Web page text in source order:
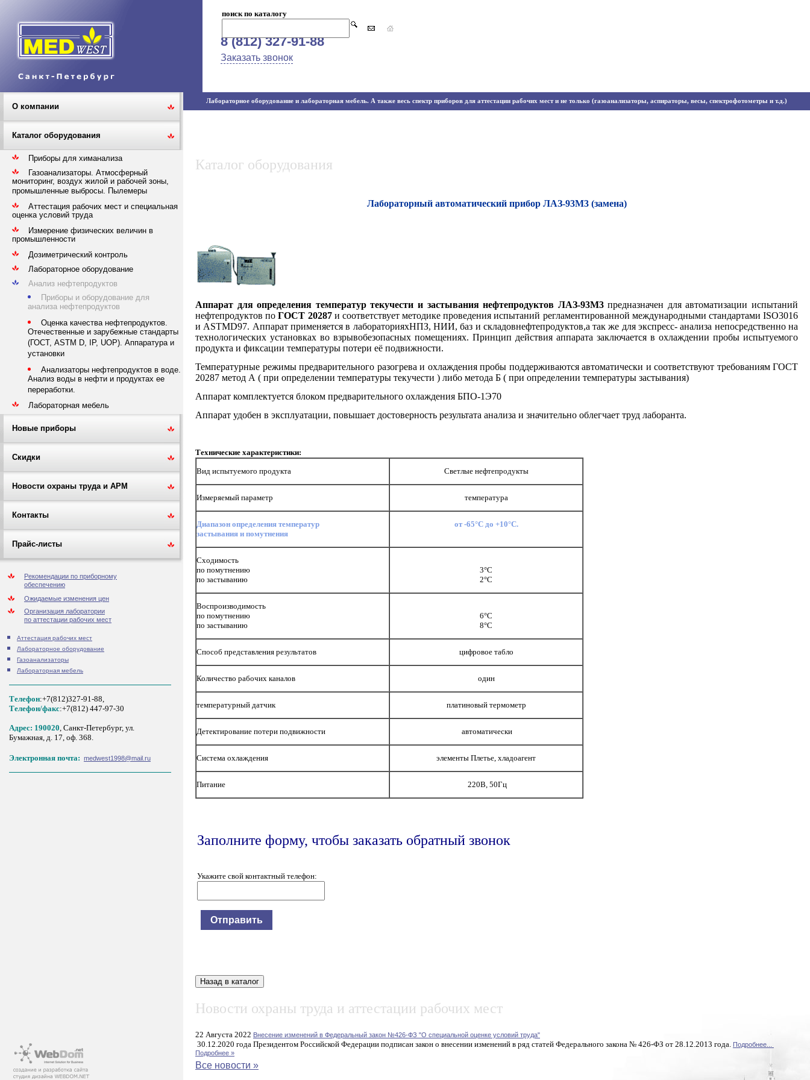
поиск по каталогу
8 (812) 327-91-88
Заказать звонок
О компании
Каталог оборудования
Приборы для химанализа
Газоанализаторы. Атмосферный
мониторинг, воздух жилой и рабочей зоны,
промышленные выбросы. Пылемеры
Аттестация рабочих мест и специальная
оценка условий труда
Измерение физических величин в
промышленности
Дозиметрический контроль
Лабораторное оборудование
Анализ нефтепродуктов
Приборы и оборудование для
анализа нефтепродуктов
Оценка качества нефтепродуктов.
Отечественные и зарубежные стандарты
(ГОСТ, ASTM D, IP, UOP). Аппаратура и
установки
Анализаторы нефтепродуктов в воде.
Анализ воды в нефти и продуктах ее
переработки.
Лабораторная мебель
Новые приборы
Скидки
Новости охраны труда и АРМ
Контакты
Прайс-листы
Рекомендации по приборному
обеспечению
Ожидаемые изменения цен
Организация лаборатории
по аттестации рабочих мест
Аттестация рабочих мест
Лабораторное оборудование
Газоанализаторы
Лабораторная мебель
Телефон:+7(812)327-91-88,
Tелефон/факс:+7(812) 447-97-30
Адрес: 190020, Санкт-Петербург, ул.
Бумажная, д. 17, оф. 368.
Электронная почта: medwest1998@mail.ru
Лабораторное оборудование и лабораторная мебель. А также весь спектр приборов для аттестации рабочих мест и не только (газоанализаторы, аспираторы, весы, спектрофотометры и т.д.)
Каталог оборудования
Лабораторный автоматический прибор ЛАЗ-93М3 (замена)
Аппарат для определения температур текучести и застывания нефтепродуктов ЛАЗ-93М3предназначен для автоматизации испытаний
нефтепродуктов поГОСТ 20287 и соответствует методике проведения испытаний регламентированной международными стандартамиISO3016
и ASTMD97. Аппарат применяется в лабораторияхНПЗ, НИИ, баз и складовнефтепродуктов,а так же для экспресс- анализа непосредственно на
технологических установках во взрывобезопасных помещениях. Принцип действия аппарата заключается в охлаждении пробы испытуемого
продукта и фиксации температуры потери её подвижности.
Температурные режимы предварительного разогрева и охлаждения пробы поддерживаются автоматически и соответствуют требованиям ГОСТ
20287 метод А ( при определении температуры текучести ) либо метода Б ( при определении температуры застывания)
Аппарат комплектуется блоком предварительного охлаждения БПО-1Э70
Аппарат удобен в эксплуатации, повышает достоверность результата анализа и значительно облегчает труд лаборанта.
Технические характеристики:
Вид испытуемого продукта Светлые нефтепродукты
Измеряемый параметр температура
Диапазон определения температур
застывания и помутнения
от -65°С до +10°С.
Сходимость
по помутнению
по застыванию
3°С
2°С
Воспроизводимость
по помутнению
по застыванию
6°С
8°С
Способ представления результатов цифровое табло
Количество рабочих каналов один
температурный датчик платиновый термометр
Детектирование потери подвижности автоматически
Система охлаждения элементы Плетье, хладоагент
Питание 220В, 50Гц
Заполните форму, чтобы заказать обратный звонок
Укажите свой контактный телефон:
Новости охраны труда и аттестации рабочих мест
22 Августа 2022 Внесение изменений в Федеральный закон №426-ФЗ "О специальной оценке условий труда"
30.12.2020 года Президентом Российской Федерации подписан закон о внесении изменений в ряд статей Федерального закона № 426-ФЗ от 28.12.2013 года.
Подробнее...
Подробнее »
Все новости »